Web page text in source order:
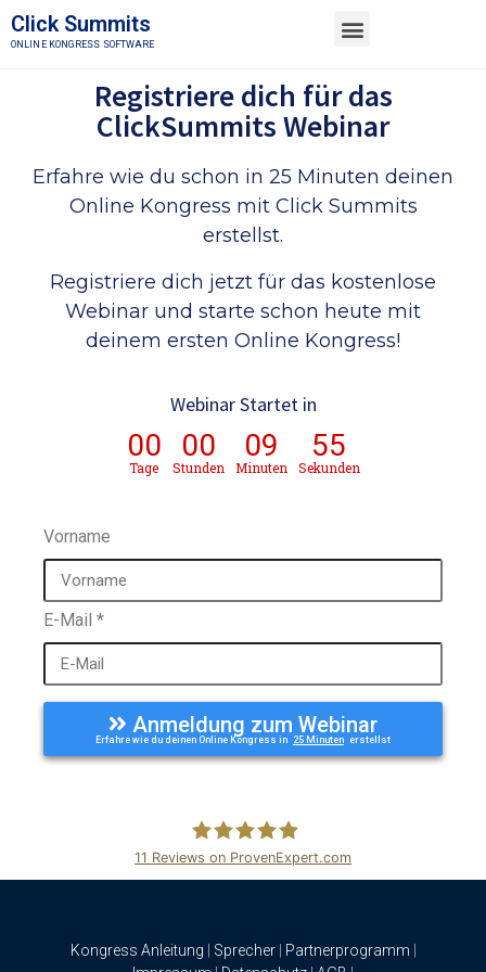
Click Summits
ONLINE KONGRESS SOFTWARE
Registriere dich für das
ClickSummits Webinar
Erfahre wie du schon in 25 Minuten deinen
Online Kongress mit Click Summits
erstellst.
Registriere dich jetzt für das kostenlose
Webinar und starte schon heute mit
deinem ersten Online Kongress!
Webinar Startet in
00
Tage
00
Stunden
09
Minuten
55
Sekunden
Vorname
E-Mail *
Anmeldung zum Webinar
Erfahre wie du deinen Online Kongress in 25 Minuten erstellst
11 Reviews on ProvenExpert.com
Kongress Anleitung Sprecher| Partnerprogramm